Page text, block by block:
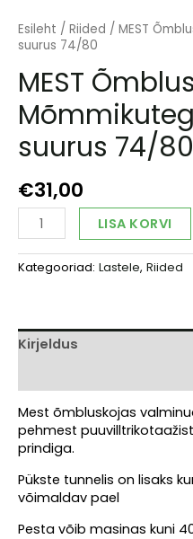
Esileht / Riided / MEST
suurus 74/80
MEST
suurus 74/80
€31,00
MEST
Õmbluskoda
Mõmmikutega
dress
LISA KORVI
Alternative:
Kategooriad: Lastele, Riided
Kirjeldus
Mest õmbluskojas
pehmest
prindiga.
Pükste tunnelis on lisaks
võimaldav pael
Pesta võib masinas kuni